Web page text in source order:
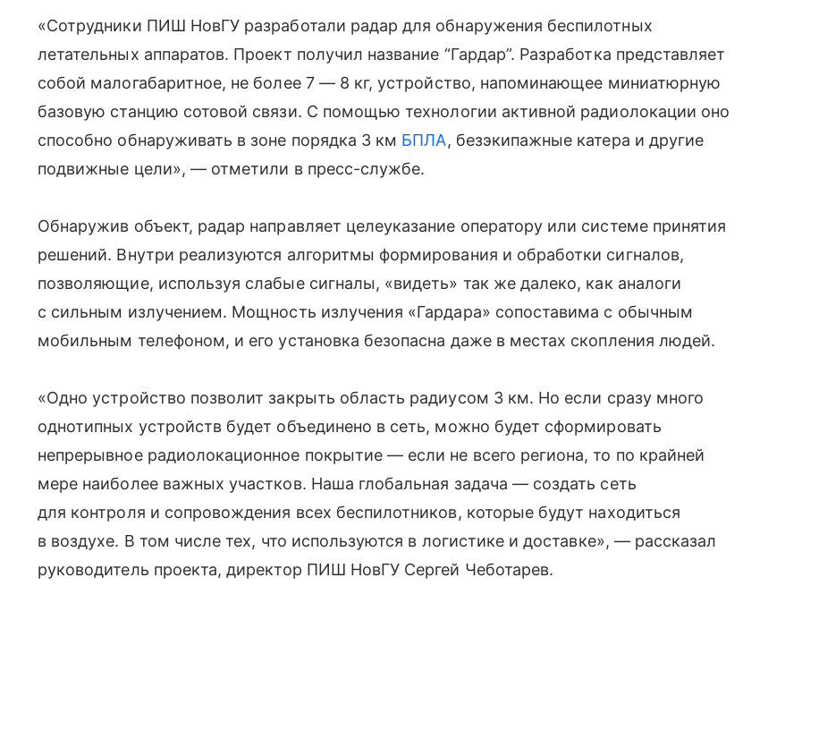
«Сотрудники ПИШ НовГУ разработали радар для обнаружения беспилотных
летательных аппаратов. Проект получил название “Гардар”. Разработка представляет
собой малогабаритное, не более 7 — 8 кг, устройство, напоминающее миниатюрную
базовую станцию сотовой связи. С помощью технологии активной радиолокации оно
способно обнаруживать в зоне порядка 3 км БПЛА, безэкипажные катера и другие
подвижные цели», — отметили в пресс-службе.
Обнаружив объект, радар направляет целеуказание оператору или системе принятия
решений. Внутри реализуются алгоритмы формирования и обработки сигналов,
позволяющие, используя слабые сигналы, «видеть» так же далеко, как аналоги
с сильным излучением. Мощность излучения «Гардара» сопоставима с обычным
мобильным телефоном, и его установка безопасна даже в местах скопления людей.
«Одно устройство позволит закрыть область радиусом 3 км. Но если сразу много
однотипных устройств будет объединено в сеть, можно будет сформировать
непрерывное радиолокационное покрытие — если не всего региона, то по крайней
мере наиболее важных участков. Наша глобальная задача — создать сеть
для контроля и сопровождения всех беспилотников, которые будут находиться
в воздухе. В том числе тех, что используются в логистике и доставке», — рассказал
руководитель проекта, директор ПИШ НовГУ Сергей Чеботарев.